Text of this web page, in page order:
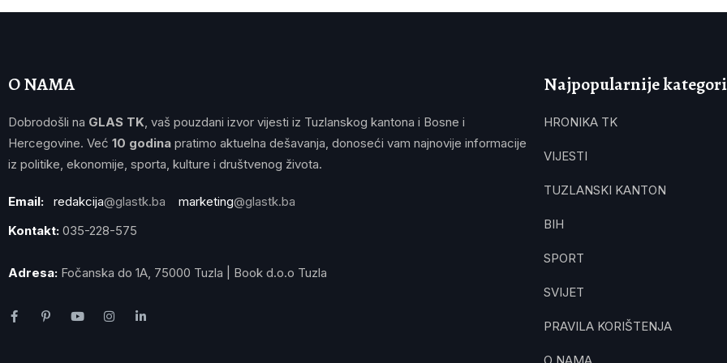
O NAMA
Dobrodošli na GLAS TK, vaš pouzdani izvor vijesti iz Tuzlanskog kantona i Bosne i
Hercegovine. Već 10 godina pratimo aktuelna dešavanja, donoseći vam najnovije informacije
iz politike, ekonomije, sporta, kulture i društvenog života.
Email: redakcija@glastk.ba marketing@glastk.ba
Kontakt: 035-228-575
Adresa: Fočanska do 1A, 75000 Tuzla | Book d.o.o Tuzla
Najpopularnije
HRONIKA TK
VIJESTI
TUZLANSKI KANTON
BIH
SPORT
SVIJET
PRAVILA KORIŠTENJA